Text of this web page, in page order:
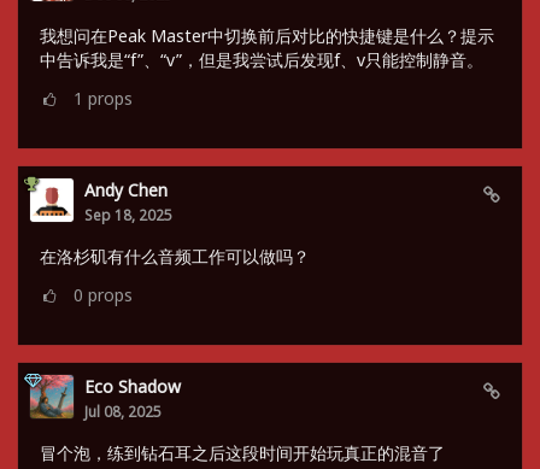
我想问在Peak Master中切换前后对比的快捷键是什么？提示
中告诉我是“f”、“v”，但是我尝试后发现f、v只能控制静音。
1 props
Andy Chen
Sep 18, 2025
在洛杉矶有什么音频工作可以做吗？
0 props
Eco Shadow
Jul 08, 2025
冒个泡，练到钻石耳之后这段时间开始玩真正的混音了